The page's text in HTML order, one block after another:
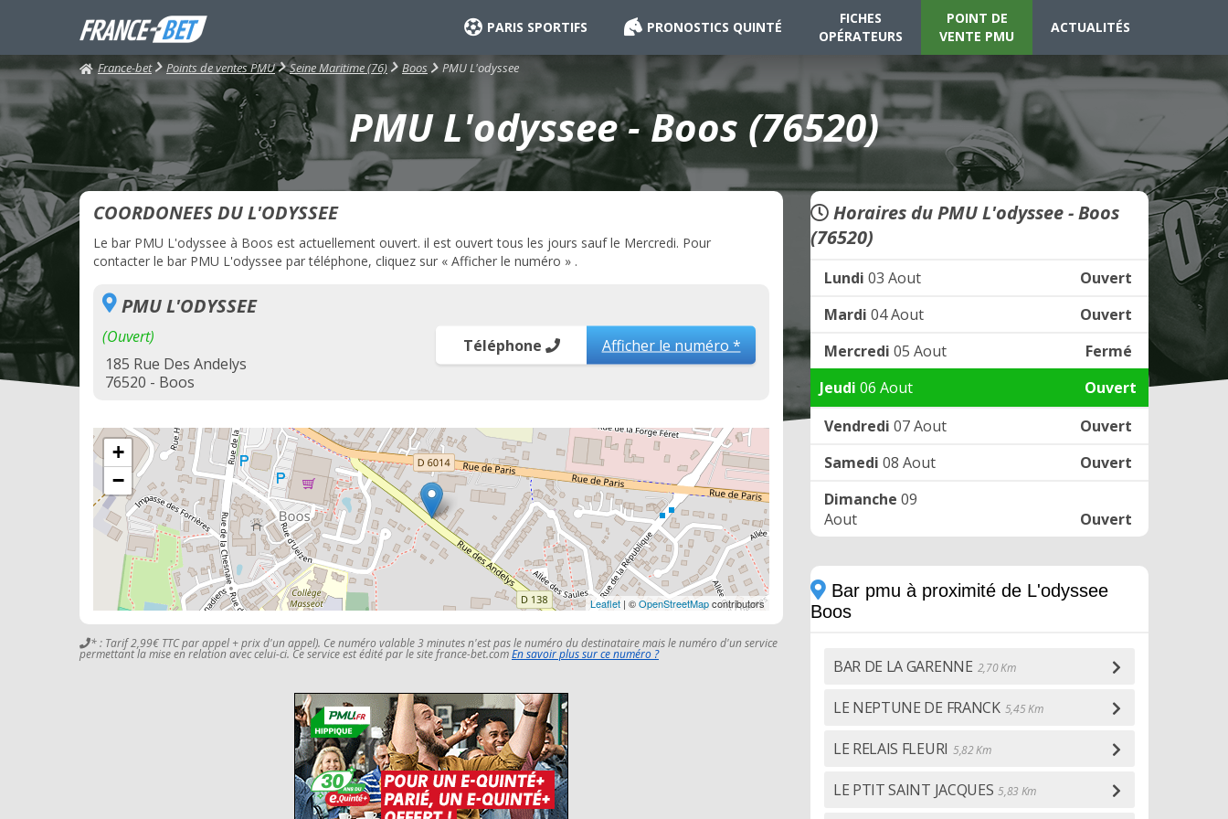
PARIS SPORTIFS PRONOSTICS QUINTÉ
FICHES
OPÉRATEURS
POINT DE
VENTE PMU
ACTUALITÉS
France-bet Points de ventes PMU Seine Maritime (76) Boos PMU L'odyssee
PMU L'odyssee - Boos (76520)
COORDONEES DU L'ODYSSEE
Le bar PMU L'odyssee à Boos est actuellement ouvert. il est ouvert tous les jours sauf le Mercredi. Pour
contacter le bar PMU L'odyssee par téléphone, cliquez sur « Afficher le numéro » .
PMU L'ODYSSEE
(Ouvert)
185 Rue Des Andelys
76520 - Boos
Téléphone Afficher le numéro *
+
−
Leaflet | ©OpenStreetMapcontributors
* : Tarif 2,99€ TTC par appel + prix d'un appel). Ce numéro valable 3 minutes n'est pas le numéro du destinataire mais le numéro d'un service
permettant la mise en relation avec celui-ci. Ce service est édité par le site france-bet.comEn savoir plus sur ce numéro ?
Horaires du PMU L'odyssee - Boos
(76520)
Lundi 03 Aout
Ouvert
Mardi 04 Aout
Ouvert
Mercredi 05 Aout
Fermé
Jeudi 06 Aout
Ouvert
Vendredi 07 Aout
Ouvert
Samedi 08 Aout
Ouvert
Dimanche 09
Aout
Ouvert
Bar pmu à proximité de L'odyssee
Boos
BAR DE LA GARENNE 2,70 Km
LE NEPTUNE DE FRANCK 5,45 Km
LE RELAIS FLEURI 5,82 Km
LE PTIT SAINT JACQUES 5,83 Km